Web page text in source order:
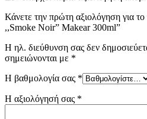
Κάνετε την πρώτη αξιολόγηση για
,,Smoke Noir” Makear 300ml”
Η ηλ. διεύθυνση σας δεν
σημειώνονται με *
Η βαθμολογία σας *
Η αξιολόγησή σας *